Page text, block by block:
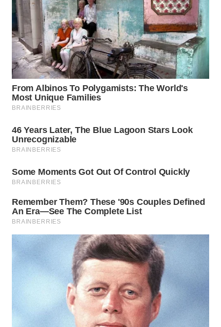
WN
SUBANG
WN
SUKABUMI
WN
PURWAKARTA
PRIANGAN
TIMUR
WN
SEMARANG
WN
SOLO
WN